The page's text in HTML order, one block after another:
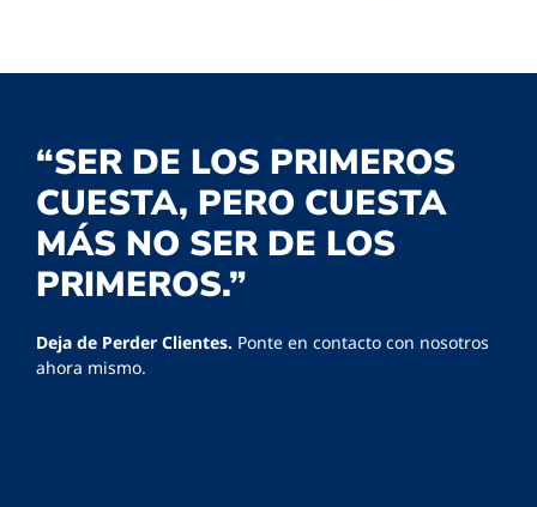
“SER DE LOS PRIMEROS
CUESTA, PERO CUESTA
MÁS NO SER DE LOS
PRIMEROS.”
Deja de Perder Clientes. Ponte en contacto con nosotros
ahora mismo.